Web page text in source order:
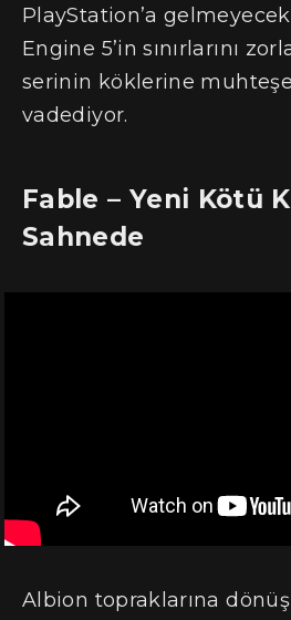
PlayStation’a
Engine 5’in sınırlarını
serinin köklerine
vadediyor.
Fable – Yeni Kötü
Sahnede
Albion topraklarına